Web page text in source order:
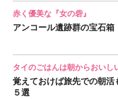
赤く優美な『女の砦』
アンコール遺跡群の宝石
タイのごはんは朝からおいし
覚えておけば旅先での朝
５選